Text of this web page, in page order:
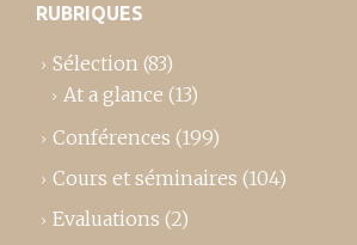
RUBRIQUES
Sélection (83)
At a glance (13)
Conférences (199)
Cours et séminaires (104)
Evaluations (2)